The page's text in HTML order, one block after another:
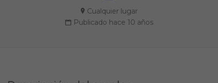
Cualquier lugar
Publicado hace 10 años